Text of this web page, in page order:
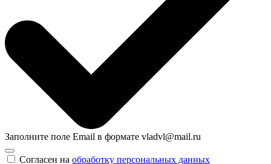
Заполните поле Email в формате vladvl@mail.ru
Согласен на обработку персональных данных